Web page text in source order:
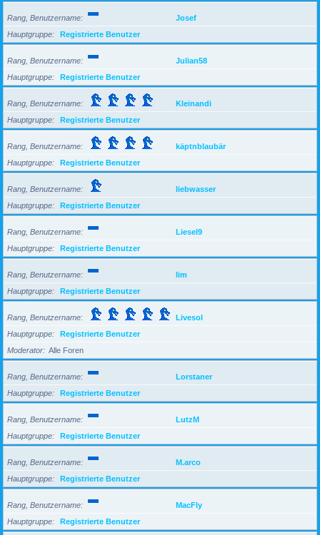
Rang, Benutzername
Josef
Hauptgruppe
Registrierte Benutzer
Rang, Benutzername
Julian58
Hauptgruppe
Registrierte Benutzer
Rang, Benutzername
Kleinandi
Hauptgruppe
Registrierte Benutzer
Rang, Benutzername
käptnblaubär
Hauptgruppe
Registrierte Benutzer
Rang, Benutzername
liebwasser
Hauptgruppe
Registrierte Benutzer
Rang, Benutzername
Liesel9
Hauptgruppe
Registrierte Benutzer
Rang, Benutzername
lim
Hauptgruppe
Registrierte Benutzer
Rang, Benutzername
Livesol
Hauptgruppe
Registrierte Benutzer
Moderator
Alle Foren
Rang, Benutzername
Lorstaner
Hauptgruppe
Registrierte Benutzer
Rang, Benutzername
LutzM
Hauptgruppe
Registrierte Benutzer
Rang, Benutzername
M.arco
Hauptgruppe
Registrierte Benutzer
Rang, Benutzername
MacFly
Hauptgruppe
Registrierte Benutzer